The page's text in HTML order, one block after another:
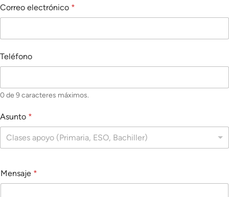
Correo electrónico *
Teléfono
0 de 9 caracteres máximos.
Asunto *
Clases apoyo (Primaria, ESO, Bachiller)
Mensaje *